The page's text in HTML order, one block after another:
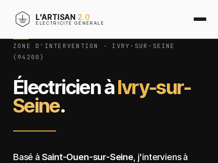
L'ARTISAN 2.0
ÉLECTRICITÉ GÉNÉRALE
ZONE D'INTERVENTION · IVRY-SUR-SEINE
(94200)
Électricien àIvry-sur-
Seine.
Basé à Saint-Ouen-sur-Seine, j'interviens à